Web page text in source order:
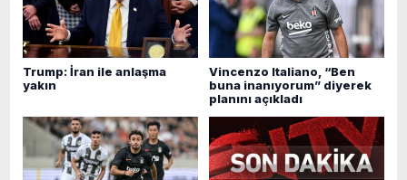
Trump: İran ile anlaşma
yakın
Vincenzo Italiano, “Ben
buna inanıyorum” diyerek
planını açıkladı